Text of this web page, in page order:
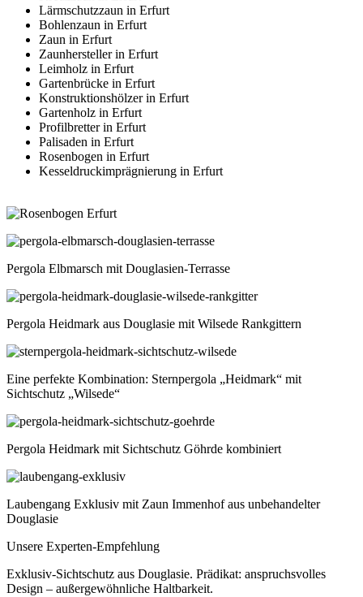
Lärmschutzzaun in Erfurt
Bohlenzaun in Erfurt
Zaun in Erfurt
Zaunhersteller in Erfurt
Leimholz in Erfurt
Gartenbrücke in Erfurt
Konstruktionshölzer in Erfurt
Gartenholz in Erfurt
Profilbretter in Erfurt
Palisaden in Erfurt
Rosenbogen in Erfurt
Kesseldruckimprägnierung in Erfurt
Pergola Elbmarsch mit Douglasien-Terrasse
Pergola Heidmark aus Douglasie mit Wilsede Rankgittern
Eine perfekte Kombination: Sternpergola „Heidmark“ mit
Sichtschutz „Wilsede“
Pergola Heidmark mit Sichtschutz Göhrde kombiniert
Laubengang Exklusiv mit Zaun Immenhof aus unbehandelter
Douglasie
Unsere Experten-Empfehlung
Exklusiv-Sichtschutz aus Douglasie. Prädikat: anspruchsvolles
Design – außergewöhnliche Haltbarkeit.